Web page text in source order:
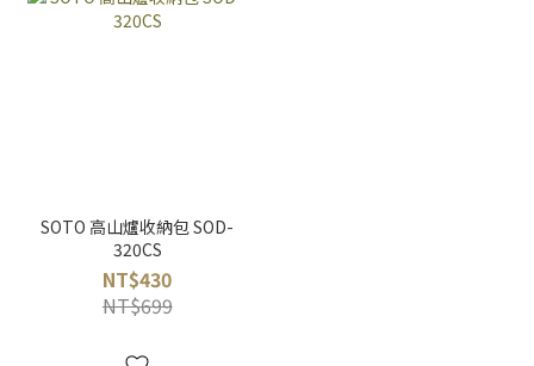
SOTO 高山爐收納包 SOD-
320CS
NT$430
NT$699